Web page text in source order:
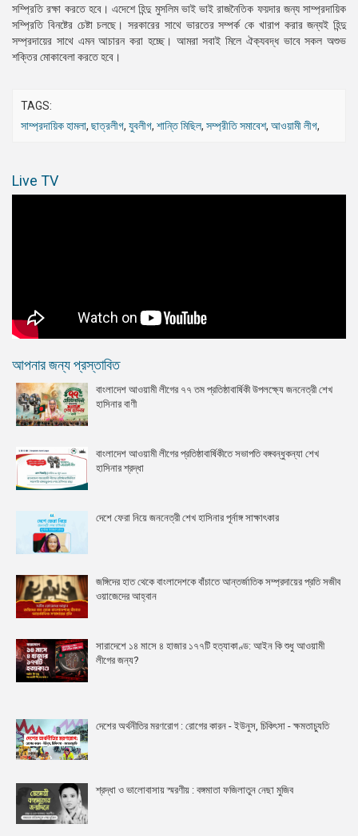
সংগঠন
নির্বাচনী
ইশতেহার
সম্প্রিতি রক্ষা করতে হবে। এদেশে হিন্দু মুসলিম ভাই ভাই রাজনৈতিক ফয়দার জন্য সাম্প্রদায়িক
সম্প্রিতি বিনষ্টের চেষ্টা চলছে। সরকারের সাথে ভারতের সম্পর্ক কে খারাপ করার জন্যই হিন্দু
সম্প্রদায়ের সাথে এমন আচারন করা হচ্ছে। আমরা সবাই মিলে ঐক্যবদ্ধ ভাবে সকল অশুভ
শক্তির মোকাবেলা করতে হবে।
TAGS:
সাম্প্রদায়িক হামলা, ছাত্রলীগ, যুবলীগ, শান্তি মিছিল, সম্প্রীতি সমাবেশ, আওয়ামী লীগ,
Live TV
আপনার জন্য প্রস্তাবিত
বাংলাদেশ আওয়ামী লীগের ৭৭ তম প্রতিষ্ঠাবার্ষিকী উপলক্ষ্যে জননেত্রী শেখ
হাসিনার বাণী
বাংলাদেশ আওয়ামী লীগের প্রতিষ্ঠাবার্ষিকীতে সভাপতি বঙ্গবন্ধুকন্যা শেখ
হাসিনার শ্রদ্ধা
দেশে ফেরা নিয়ে জননেত্রী শেখ হাসিনার পূর্নাঙ্গ সাক্ষাৎকার
জঙ্গিদের হাত থেকে বাংলাদেশকে বাঁচাতে আন্তর্জাতিক সম্প্রদায়ের প্রতি সজীব
ওয়াজেদের আহ্বান
সারাদেশে ১৪ মাসে ৪ হাজার ১৭৭টি হত্যাকাণ্ড: আইন কি শুধু আওয়ামী
লীগের জন্য?
দেশের অর্থনীতির মরণরোগ : রোগের কারন - ইউনুস, চিকিৎসা - ক্ষমতাচ্যুতি
শ্রদ্ধা ও ভালোবাসায় স্মরণীয় : বঙ্গমাতা ফজিলাতুন নেছা মুজিব